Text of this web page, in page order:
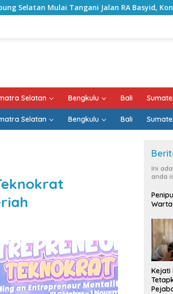
RA Basyid, Kontrak Proyek Sudah
Selatan Bengkulu Bali
Selatan Bengkulu Bali
Ini
anda
Kejati